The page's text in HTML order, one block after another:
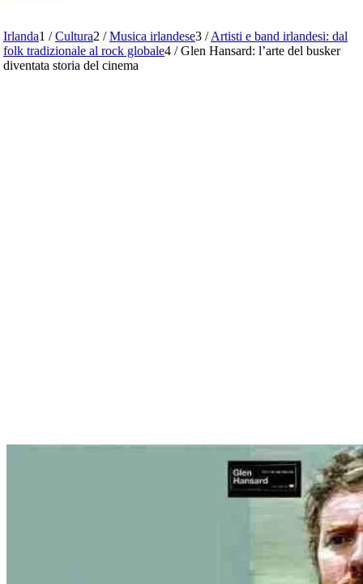
Irlanda1 / Cultura2 / Musica irlandese3 / Artisti e band irlandesi: dal
folk tradizionale al rock globale4 / Glen Hansard: l’arte del busker
diventata storia del cinema